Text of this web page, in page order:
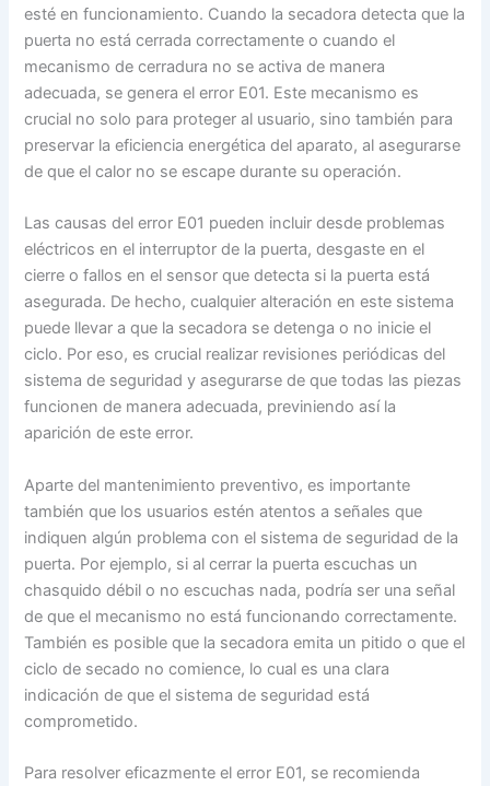
esté en funcionamiento. Cuando la secadora detecta que la
puerta no está cerrada correctamente o cuando el
mecanismo de cerradura no se activa de manera
adecuada, se genera el error E01. Este mecanismo es
crucial no solo para proteger al usuario, sino también para
preservar la eficiencia energética del aparato, al asegurarse
de que el calor no se escape durante su operación.
Las causas del error E01 pueden incluir desde problemas
eléctricos en el interruptor de la puerta, desgaste en el
cierre o fallos en el sensor que detecta si la puerta está
asegurada. De hecho, cualquier alteración en este sistema
puede llevar a que la secadora se detenga o no inicie el
ciclo. Por eso, es crucial realizar revisiones periódicas del
sistema de seguridad y asegurarse de que todas las piezas
funcionen de manera adecuada, previniendo así la
aparición de este error.
Aparte del mantenimiento preventivo, es importante
también que los usuarios estén atentos a señales que
indiquen algún problema con el sistema de seguridad de la
puerta. Por ejemplo, si al cerrar la puerta escuchas un
chasquido débil o no escuchas nada, podría ser una señal
de que el mecanismo no está funcionando correctamente.
También es posible que la secadora emita un pitido o que el
ciclo de secado no comience, lo cual es una clara
indicación de que el sistema de seguridad está
comprometido.
Para resolver eficazmente el error E01, se recomienda